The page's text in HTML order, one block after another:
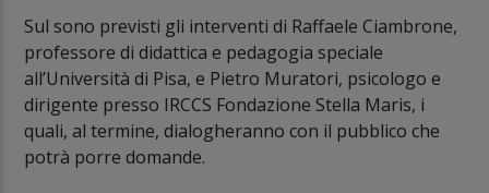
Sul sono previsti gli interventi di Raffaele Ciambrone,
professore di didattica e pedagogia speciale
all’Università di Pisa, e Pietro Muratori, psicologo e
dirigente presso IRCCS Fondazione Stella Maris, i
quali, al termine, dialogheranno con il pubblico che
potrà porre domande.